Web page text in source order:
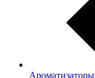
Ароматизаторы